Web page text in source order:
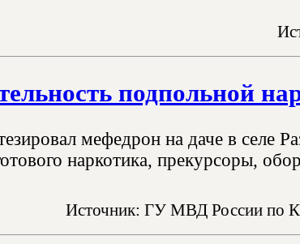
подпольной
мефедрон на даче в селе
наркотика, прекурсоры,
Источник: ГУ МВД России по